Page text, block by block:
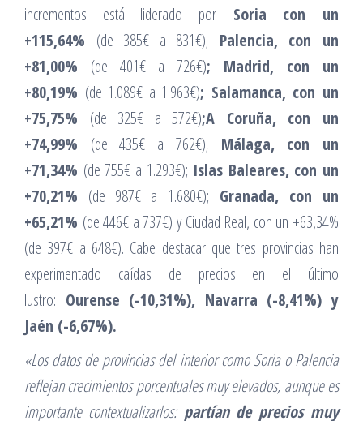
incrementos está liderado por Soria con un
+115,64% (de 385€ a 831€); Palencia, con un
+81,00% (de 401€ a 726€); Madrid, con un
+80,19% (de 1.089€ a 1.963€); Salamanca, con un
+75,75% (de 325€ a 572€);A Coruña, con un
+74,99% (de 435€ a 762€); Málaga, con un
+71,34% (de 755€ a 1.293€); Islas Baleares, con un
+70,21% (de 987€ a 1.680€); Granada, con un
+65,21% (de 446€ a 737€) y Ciudad Real, con un +63,34%
(de 397€ a 648€). Cabe destacar que tres provincias han
experimentado caídas de precios en el último
lustro: Ourense (-10,31%), Navarra (-8,41%) y
Jaén (-6,67%).
«Los datos de provincias del interior como Soria o Palencia
reflejan crecimientos porcentuales muy elevados, aunque es
importante contextualizarlos: partían de precios muy